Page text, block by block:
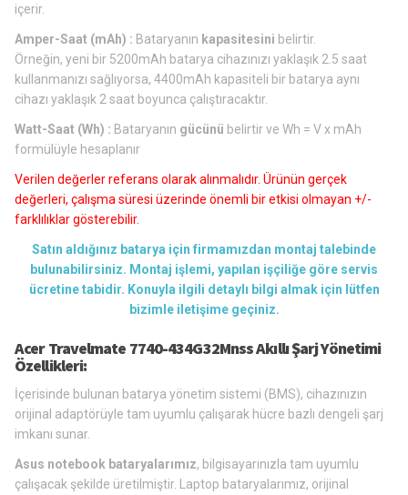
içerir.
Amper-Saat (mAh) : Bataryanın kapasitesini belirtir.
Örneğin, yeni bir 5200mAh batarya cihazınızı yaklaşık 2.5 saat
kullanmanızı sağlıyorsa, 4400mAh kapasiteli bir batarya aynı
cihazı yaklaşık 2 saat boyunca çalıştıracaktır.
Watt-Saat (Wh) : Bataryanın gücünü belirtir ve Wh = V x mAh
formülüyle hesaplanır
Verilen değerler referans olarak alınmalıdır. Ürünün gerçek
değerleri, çalışma süresi üzerinde önemli bir etkisi olmayan +/-
farklılıklar gösterebilir.
Satın aldığınız batarya için firmamızdan montaj talebinde
bulunabilirsiniz. Montaj işlemi, yapılan işçiliğe göre servis
ücretine tabidir. Konuyla ilgili detaylı bilgi almak için lütfen
bizimle iletişime geçiniz.
Acer Travelmate 7740-434G32Mnss Akıllı Şarj Yönetimi
Özellikleri:
İçerisinde bulunan batarya yönetim sistemi (BMS), cihazınızın
orijinal adaptörüyle tam uyumlu çalışarak hücre bazlı dengeli şarj
imkanı sunar.
Asus notebook bataryalarımız, bilgisayarınızla tam uyumlu
çalışacak şekilde üretilmiştir. Laptop bataryalarımız, orijinal